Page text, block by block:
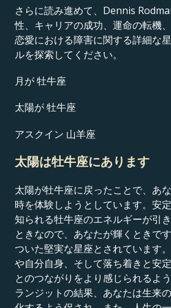
さらに読み進めて、Dennis
性、キャリアの成功、運命の転機
恋愛における障害に関する詳細な
ルを探索してください。
月が 牡牛座
太陽が 牡牛座
アスクイン 山羊座
太陽は牡牛座にあります
太陽が牡牛座に戻ったことで、あ
時を体験しようとしています。安
知られる牡牛座のエネルギーが引
ときなので、あなたが輝くときで
ついた堅実な星座とされています
や自分自身、そして落ち着きと安
とのつながりをより感じられるよ
ランジットの結果、あなたは生来